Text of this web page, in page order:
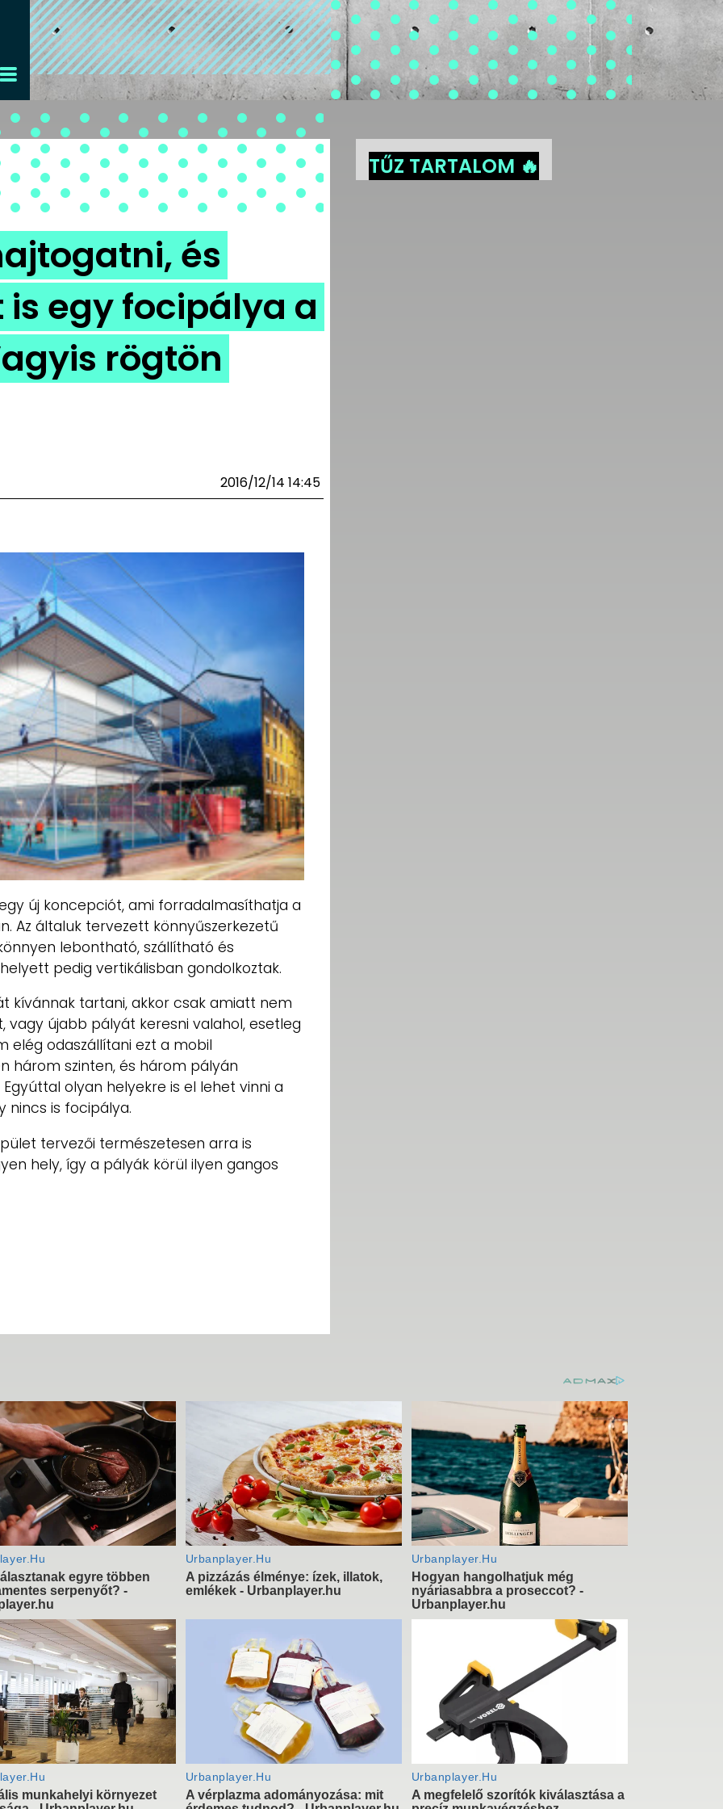
és
egy focipálya a
rögtön
2016/12/14 14:45
új koncepciót, ami forradalmasíthatja a
Az általuk tervezett könnyűszerkezetű
lebontható, szállítható és
pedig vertikálisban gondolkoztak.
kívánnak tartani, akkor csak amiatt nem
vagy újabb pályát keresni valahol, esetleg
elég odaszállítani ezt a mobil
három szinten, és három pályán
olyan helyekre is el lehet vinni a
nincs is focipálya.
tervezői természetesen arra is
hely, így a pályák körül ilyen gangos
TŰZ TARTALOM 🔥